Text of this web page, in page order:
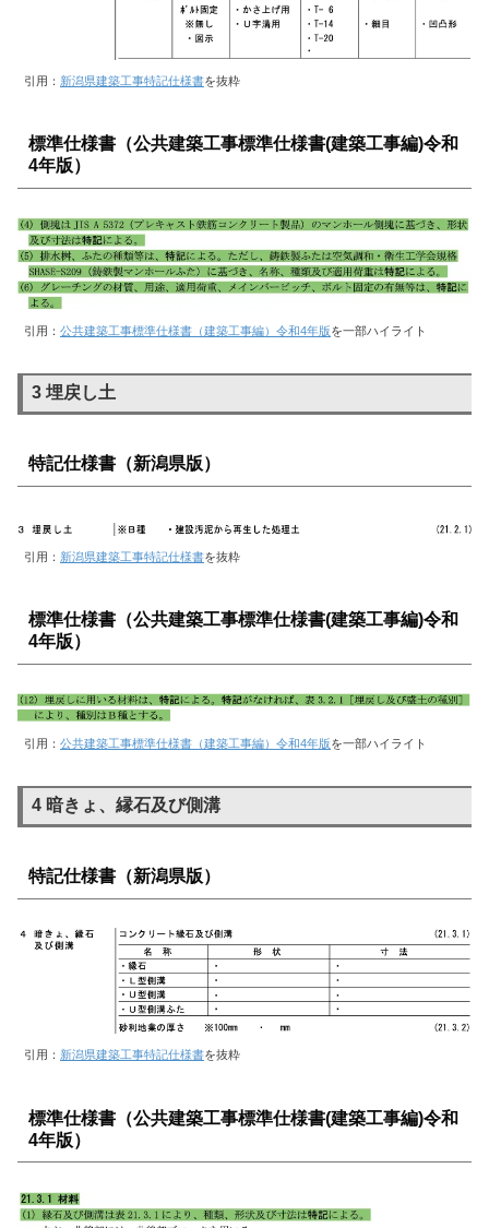
引用： 新潟県建築工事特記仕様書を抜粋
標準仕様書（公共建築工事標準仕様書(建築工事編)令和
4年版）
引用： 公共建築工事標準仕様書（建築工事編）令和4年版を一部ハイライト
3 埋戻し土
特記仕様書（新潟県版）
引用： 新潟県建築工事特記仕様書を抜粋
標準仕様書（公共建築工事標準仕様書(建築工事編)令和
4年版）
引用： 公共建築工事標準仕様書（建築工事編）令和4年版を一部ハイライト
4 暗きょ、縁石及び側溝
特記仕様書（新潟県版）
引用： 新潟県建築工事特記仕様書を抜粋
標準仕様書（公共建築工事標準仕様書(建築工事編)令和
4年版）